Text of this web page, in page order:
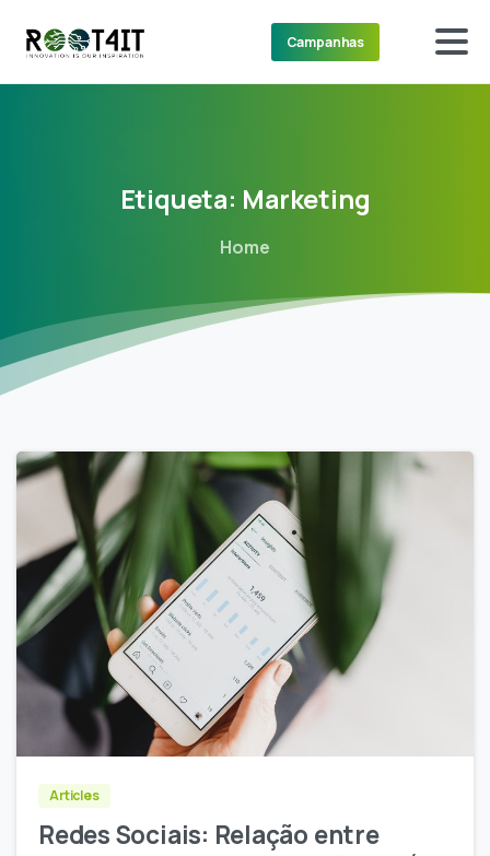
Campanhas
Etiqueta: Marketing
Home
Articles
Redes Sociais: Relação entre